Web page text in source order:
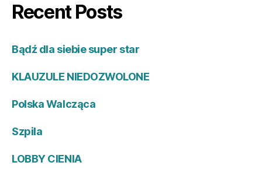
Recent Posts
Bądź dla siebie super star
KLAUZULE NIEDOZWOLONE
Polska Walcząca
Szpila
LOBBY CIENIA